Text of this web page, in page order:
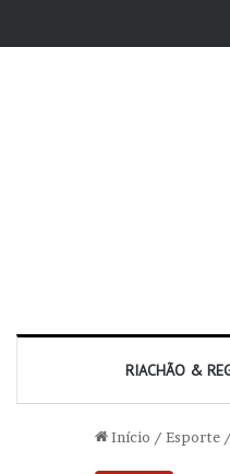
RIACHÃO &
Início / Esporte /